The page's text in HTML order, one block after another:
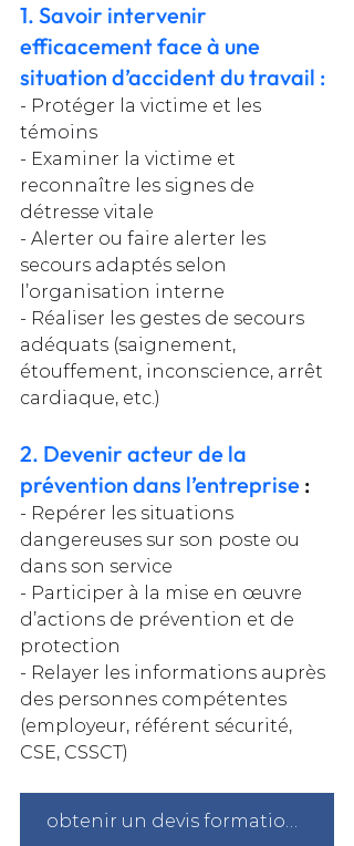
1. Savoir intervenir
efficacement face à une
situation d’accident du travail :
- Protéger la victime et les
témoins
- Examiner la victime et
reconnaître les signes de
détresse vitale
- Alerter ou faire alerter les
secours adaptés selon
l’organisation interne
- Réaliser les gestes de secours
adéquats (saignement,
étouffement, inconscience, arrêt
cardiaque, etc.)
2. Devenir acteur de la
prévention dans l’entreprise :
- Repérer les situations
dangereuses sur son poste ou
dans son service
- Participer à la mise en œuvre
d’actions de prévention et de
protection
- Relayer les informations auprès
des personnes compétentes
(employeur, référent sécurité,
CSE, CSSCT)
obtenir un devis formation sst à Paris